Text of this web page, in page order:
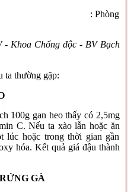
bữa/tuần : Phòng
- Khoa Chống độc - BV Bạch
thường gặp:
gan heo thấy có 2,5mg
C. Nếu ta xào lẫn hoặc ăn
lúc hoặc trong thời gian gần
hóa. Kết quả giá đậu thành
GÀ